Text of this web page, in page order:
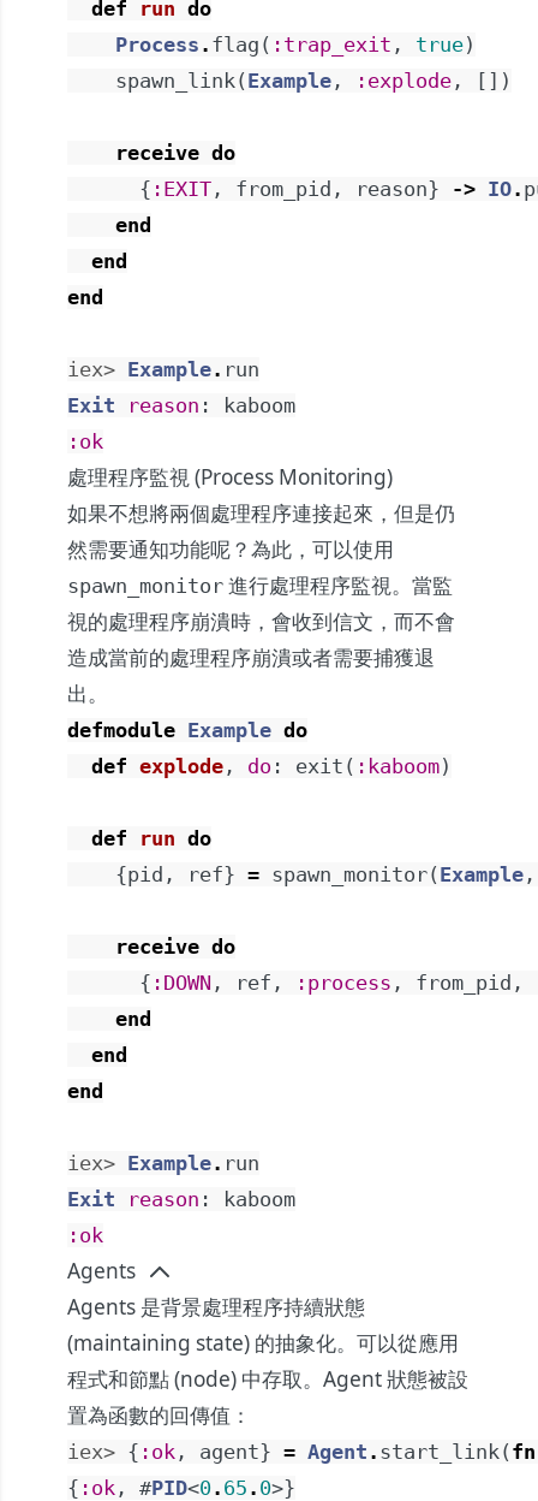
def run do
Process . flag ( :trap_exit , true)
spawn_link( Example , :explode , [ ] )
receive do
{ :EXIT , from_pid , reason} -> IO.
end
end
end
iex> Example. run
Exit
reason :
kaboom
:ok
處理程序監視 (Process Monitoring)
如果不想將兩個處理程序連接起來，但是仍
然需要通知功能呢？為此，可以使用
spawn_monitor 進行處理程序監視。當監
視的處理程序崩潰時，會收到信文，而不會
造成當前的處理程序崩潰或者需要捕獲退
出。
defmodule Example do
def explode , do : exit ( :kaboom)
def run do
{pid , ref} = spawn_monitor( Example ,
receive do
{ :DOWN , ref , :process , from_pid ,
end
end
end
iex> Example. run
Exit
reason :
kaboom
:ok
Agents
Agents 是背景處理程序持續狀態
(maintaining state) 的抽象化。可以從應用
程式和節點 (node) 中存取。Agent 狀態被設
置為函數的回傳值：
iex> { :ok , agent} = Agent . start_link( fn
{ :ok , #PID<0. 65 . 0>}